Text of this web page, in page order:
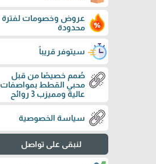
عروض وخصومات لفترة
محدودة
سيتوفر قريباً
صُمم خصيصًا من قبل
محبي القطط بمواصفات
عالية ومميزب 3 روائح
سياسة الخصوصية
لنبقى على تواصل